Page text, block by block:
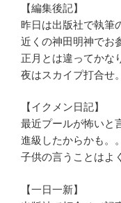
【編集後記】
昨日は出版社で執筆
近くの神田明神でお
正月とは違ってかな
夜はスカイプ打合せ。
【イクメン日記】
最近プールが怖いと
進級したからかも。。
子供の言うことはよ
【一日一新】